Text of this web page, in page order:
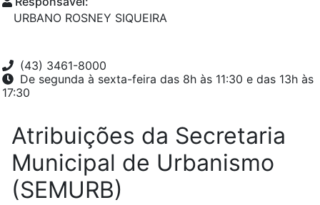
URBANO ROSNEY SIQUEIRA
(43) 3461-8000
De segunda à sexta-feira das 8h às 11:30 e das 13h às
17:30
Atribuições da Secretaria
Municipal de Urbanismo
(SEMURB)